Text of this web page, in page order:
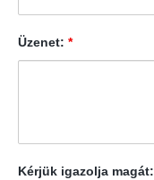
Üzenet: *
Kérjük igazolja magát: